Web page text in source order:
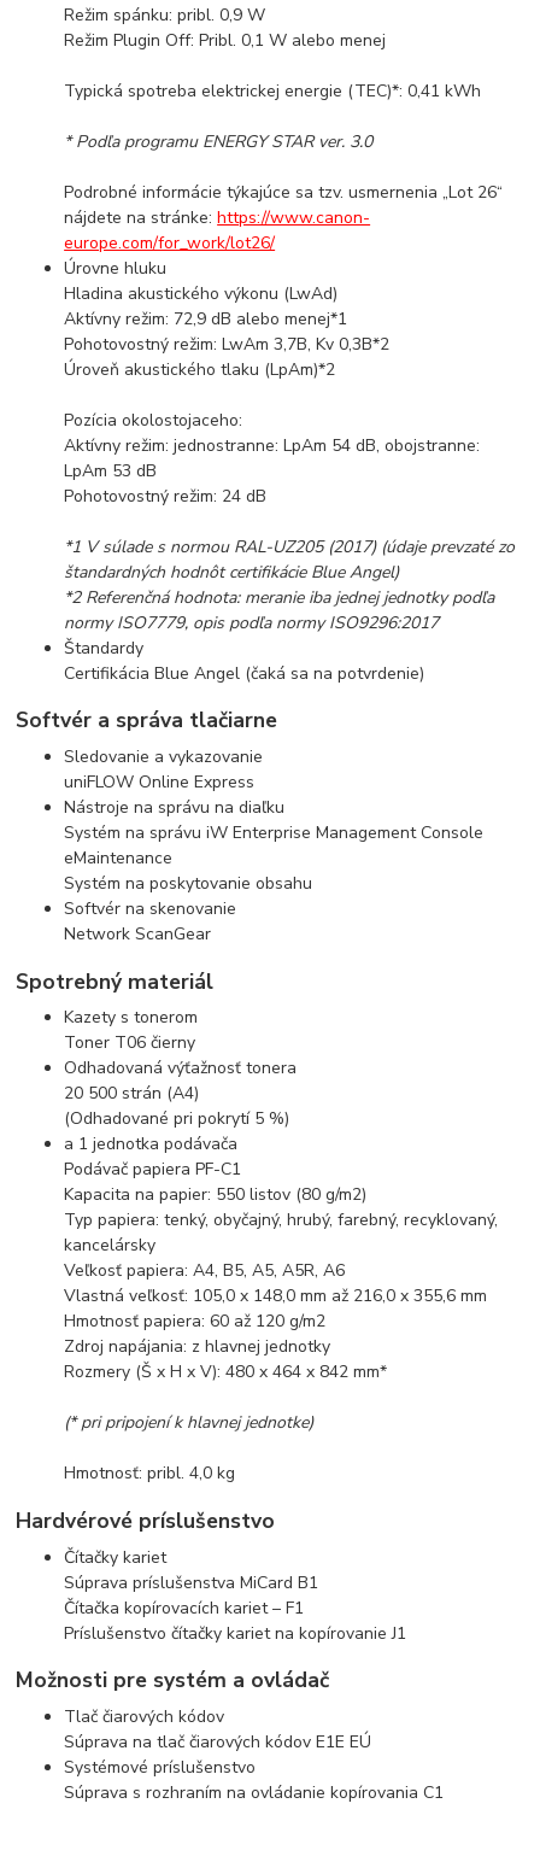
Režim spánku: pribl. 0,9 W
Režim Plugin Off: Pribl. 0,1 W alebo menej
Typická spotreba elektrickej energie (TEC)*: 0,41 kWh
* Podľa programu ENERGY STAR ver. 3.0
Podrobné informácie týkajúce sa tzv. usmernenia „Lot 26“
nájdete na stránke:https://www.canon-
europe.com/for_work/lot26/
Úrovne hluku
Hladina akustického výkonu (LwAd)
Aktívny režim: 72,9 dB alebo menej*1
Pohotovostný režim: LwAm 3,7B, Kv 0,3B*2
Úroveň akustického tlaku (LpAm)*2
Pozícia okolostojaceho:
Aktívny režim: jednostranne: LpAm 54 dB, obojstranne:
LpAm 53 dB
Pohotovostný režim: 24 dB
*1 V súlade s normou RAL-UZ205 (2017) (údaje prevzaté zo
štandardných hodnôt certifikácie Blue Angel)
*2 Referenčná hodnota: meranie iba jednej jednotky podľa
normy ISO7779, opis podľa normy ISO9296:2017
Štandardy
Certifikácia Blue Angel (čaká sa na potvrdenie)
Softvér a správa tlačiarne
Sledovanie a vykazovanie
uniFLOW Online Express
Nástroje na správu na diaľku
Systém na správu iW Enterprise Management Console
eMaintenance
Systém na poskytovanie obsahu
Softvér na skenovanie
Network ScanGear
Spotrebný materiál
Kazety s tonerom
Toner T06 čierny
Odhadovaná výťažnosť tonera
20 500 strán (A4)
(Odhadované pri pokrytí 5 %)
a 1 jednotka podávača
Podávač papiera PF-C1
Kapacita na papier: 550 listov (80 g/m2)
Typ papiera: tenký, obyčajný, hrubý, farebný, recyklovaný,
kancelársky
Veľkosť papiera: A4, B5, A5, A5R, A6
Vlastná veľkosť: 105,0 x 148,0 mm až 216,0 x 355,6 mm
Hmotnosť papiera: 60 až 120 g/m2
Zdroj napájania: z hlavnej jednotky
Rozmery (Š x H x V): 480 x 464 x 842 mm*
(* pri pripojení k hlavnej jednotke)
Hmotnosť: pribl. 4,0 kg
Hardvérové príslušenstvo
Čítačky kariet
Súprava príslušenstva MiCard B1
Čítačka kopírovacích kariet – F1
Príslušenstvo čítačky kariet na kopírovanie J1
Možnosti pre systém a ovládač
Tlač čiarových kódov
Súprava na tlač čiarových kódov E1E EÚ
Systémové príslušenstvo
Súprava s rozhraním na ovládanie kopírovania C1